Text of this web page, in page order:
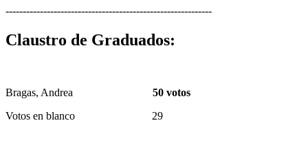
------------------------------------------------------------
Claustro de Graduados:
Bragas, Andrea 50 votos
Votos en blanco 29